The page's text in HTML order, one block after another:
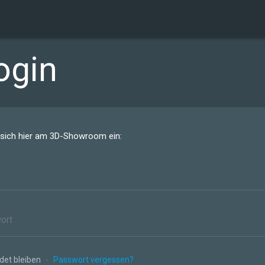
hier am 3D-Showroom ein:
bleiben - Passwort vergessen?